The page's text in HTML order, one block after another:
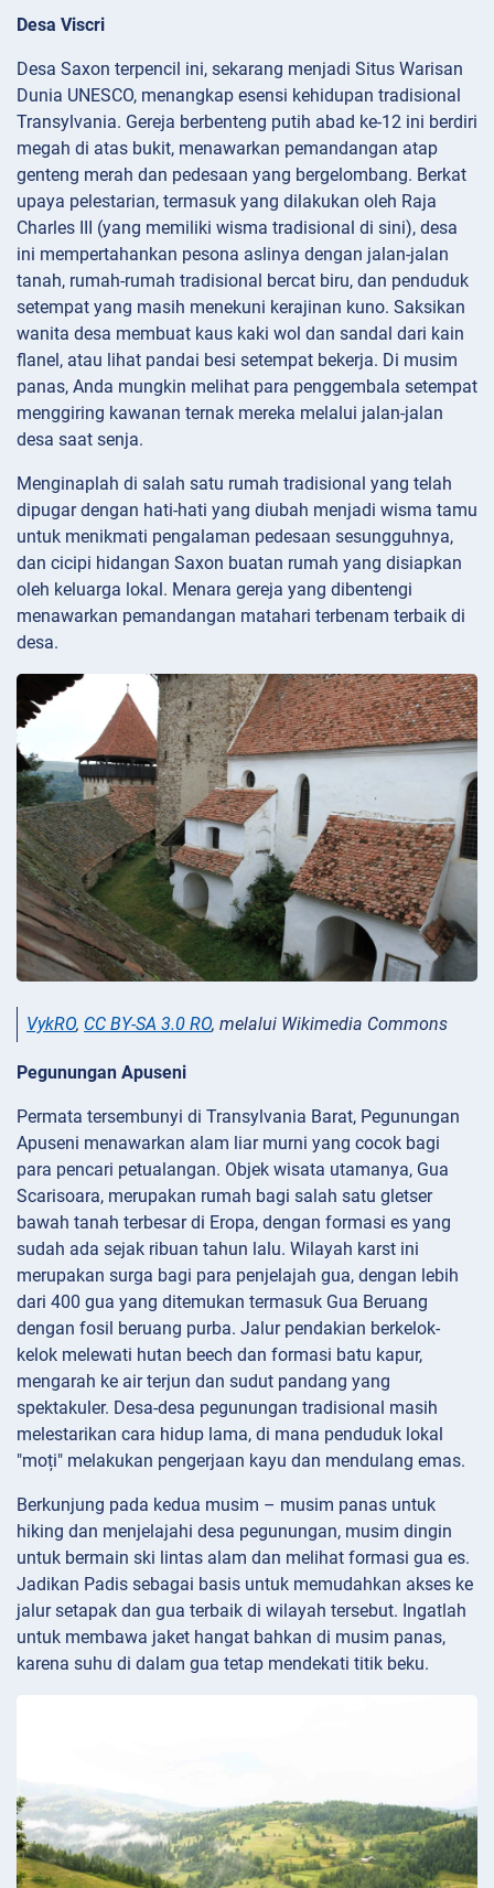
Desa Viscri
Desa Saxon terpencil ini, sekarang menjadi Situs Warisan
Dunia UNESCO, menangkap esensi kehidupan tradisional
Transylvania. Gereja berbenteng putih abad ke-12 ini berdiri
megah di atas bukit, menawarkan pemandangan atap
genteng merah dan pedesaan yang bergelombang. Berkat
upaya pelestarian, termasuk yang dilakukan oleh Raja
Charles III (yang memiliki wisma tradisional di sini), desa
ini mempertahankan pesona aslinya dengan jalan-jalan
tanah, rumah-rumah tradisional bercat biru, dan penduduk
setempat yang masih menekuni kerajinan kuno. Saksikan
wanita desa membuat kaus kaki wol dan sandal dari kain
flanel, atau lihat pandai besi setempat bekerja. Di musim
panas, Anda mungkin melihat para penggembala setempat
menggiring kawanan ternak mereka melalui jalan-jalan
desa saat senja.
Menginaplah di salah satu rumah tradisional yang telah
dipugar dengan hati-hati yang diubah menjadi wisma tamu
untuk menikmati pengalaman pedesaan sesungguhnya,
dan cicipi hidangan Saxon buatan rumah yang disiapkan
oleh keluarga lokal. Menara gereja yang dibentengi
menawarkan pemandangan matahari terbenam terbaik di
desa.
VykRO, CC BY-SA 3.0 RO, melalui Wikimedia Commons
Pegunungan Apuseni
Permata tersembunyi di Transylvania Barat, Pegunungan
Apuseni menawarkan alam liar murni yang cocok bagi
para pencari petualangan. Objek wisata utamanya, Gua
Scarisoara, merupakan rumah bagi salah satu gletser
bawah tanah terbesar di Eropa, dengan formasi es yang
sudah ada sejak ribuan tahun lalu. Wilayah karst ini
merupakan surga bagi para penjelajah gua, dengan lebih
dari 400 gua yang ditemukan termasuk Gua Beruang
dengan fosil beruang purba. Jalur pendakian berkelok-
kelok melewati hutan beech dan formasi batu kapur,
mengarah ke air terjun dan sudut pandang yang
spektakuler. Desa-desa pegunungan tradisional masih
melestarikan cara hidup lama, di mana penduduk lokal
"moți" melakukan pengerjaan kayu dan mendulang emas.
Berkunjung pada kedua musim – musim panas untuk
hiking dan menjelajahi desa pegunungan, musim dingin
untuk bermain ski lintas alam dan melihat formasi gua es.
Jadikan Padis sebagai basis untuk memudahkan akses ke
jalur setapak dan gua terbaik di wilayah tersebut. Ingatlah
untuk membawa jaket hangat bahkan di musim panas,
karena suhu di dalam gua tetap mendekati titik beku.